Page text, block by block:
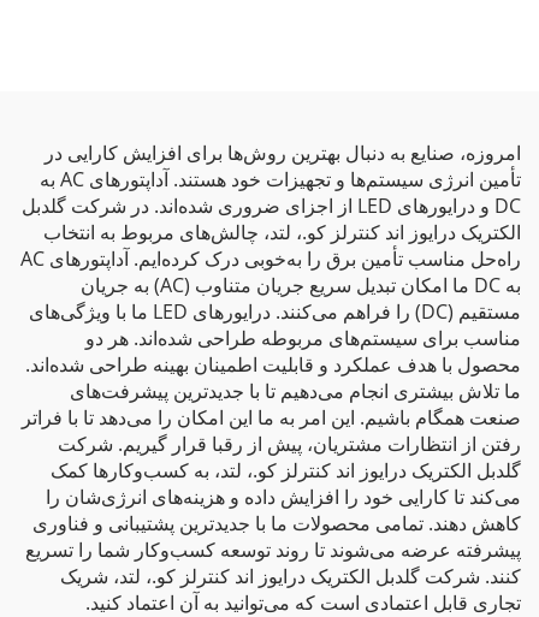
امروزه، صنایع به دنبال بهترین روش‌ها برای افزایش کارایی در
تأمین انرژی سیستم‌ها و تجهیزات خود هستند. آداپتورهای AC به
DC و درایورهای LED از اجزای ضروری شده‌اند. در شرکت گلدبل
الکتریک درایوز اند کنترلز کو.، لتد، چالش‌های مربوط به انتخاب
راه‌حل مناسب تأمین برق را به‌خوبی درک کرده‌ایم. آداپتورهای AC
به DC ما امکان تبدیل سریع جریان متناوب (AC) به جریان
مستقیم (DC) را فراهم می‌کنند. درایورهای LED ما با ویژگی‌های
مناسب برای سیستم‌های مربوطه طراحی شده‌اند. هر دو
محصول با هدف عملکرد و قابلیت اطمینان بهینه طراحی شده‌اند.
ما تلاش بیشتری انجام می‌دهیم تا با جدیدترین پیشرفت‌های
صنعت همگام باشیم. این امر به ما این امکان را می‌دهد تا با فراتر
رفتن از انتظارات مشتریان، پیش از رقبا قرار گیریم. شرکت
گلدبل الکتریک درایوز اند کنترلز کو.، لتد، به کسب‌وکارها کمک
می‌کند تا کارایی خود را افزایش داده و هزینه‌های انرژی‌شان را
کاهش دهند. تمامی محصولات ما با جدیدترین پشتیبانی و فناوری
پیشرفته عرضه می‌شوند تا روند توسعه کسب‌وکار شما را تسریع
کنند. شرکت گلدبل الکتریک درایوز اند کنترلز کو.، لتد، شریک
تجاری قابل اعتمادی است که می‌توانید به آن اعتماد کنید.